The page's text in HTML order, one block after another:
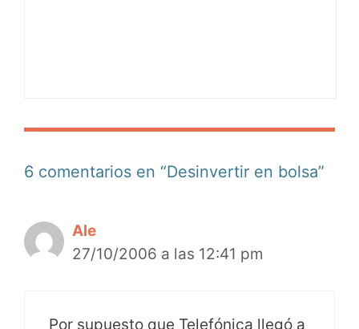
6 comentarios en “Desinvertir en bolsa”
Ale
27/10/2006 a las 12:41 pm
Por supuesto que Telefónica llegó a